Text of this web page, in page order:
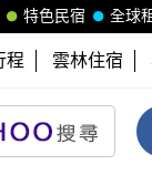
全球
特色民宿
程 雲林住宿